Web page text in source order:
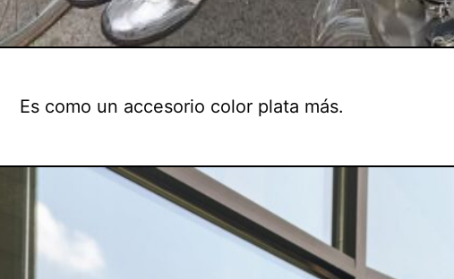
Es como un accesorio color plata más.